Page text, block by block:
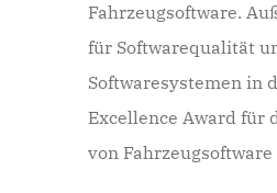
Fahrzeugsoftware.
für Softwarequalität
Softwaresystemen in
Excellence Award für
von Fahrzeugsoftware